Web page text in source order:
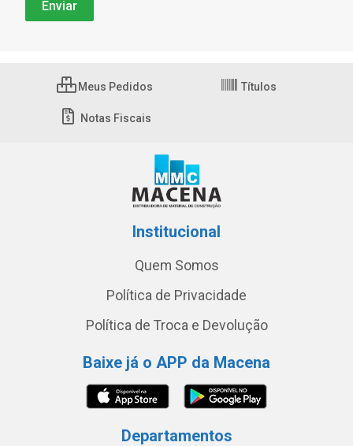
Meus Pedidos Títulos
Notas Fiscais
Institucional
Quem Somos
Política de Privacidade
Política de Troca e Devolução
Baixe já o APP da Macena
Departamentos